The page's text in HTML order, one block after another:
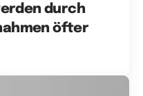
durch
öfter